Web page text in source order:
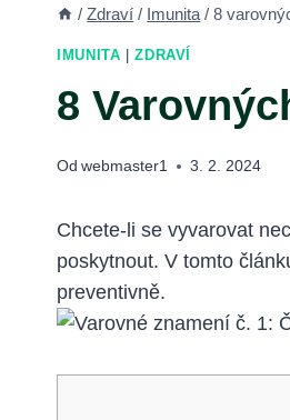
/ Zdraví / Imunita / 8
IMUNITA |ZDRAVÍ
8
Od webmaster1 3. 2. 2024
Chcete-li se vyvarovat
poskytnout. V tomto
preventivně.